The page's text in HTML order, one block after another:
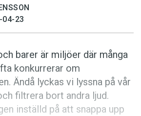
digitalt
04-23
barer är miljöer där många
konkurrerar om
Ändå lyckas vi lyssna på vår
filtrera bort andra ljud.
inställd på att snappa upp